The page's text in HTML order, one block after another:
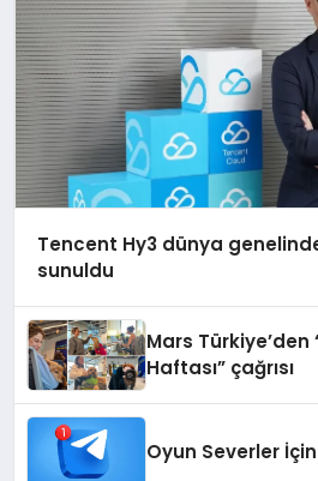
Tencent Hy3 dünya
sunuldu
Mars
Haftası” çağrısı
Oyun Severler